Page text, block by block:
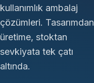
kullanımlık ambalaj
çözümleri. Tasarımdan
üretime, stoktan
sevkiyata tek çatı
altında.